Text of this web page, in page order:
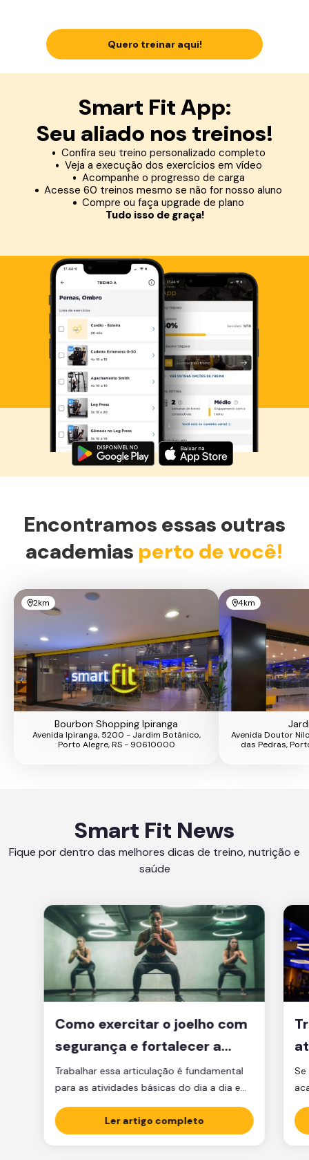
Quero treinar aqui!
Smart Fit App:
Seu aliado nos treinos!
Confira seu treino personalizado completo
Veja a execução dos exercícios em vídeo
Acompanhe o progresso de carga
Acesse 60 treinos mesmo se não for nosso aluno
Compre ou faça upgrade de plano
Tudo isso de graça!
Baixe agora o Smart Fit App
Encontramos essas outras
academias perto de você!
2km
Bourbon Shopping Ipiranga
Avenida Ipiranga, 5200 - Jardim Botânico,
Porto Alegre, RS - 90610000
4km
Avenida Doutor
das Pedras,
Smart Fit News
Fique por dentro das melhores dicas de treino, nutrição e
saúde
Como exercitar o joelho com
segurança e fortalecer a
articulação
Trabalhar essa articulação é fundamental
para as atividades básicas do dia a dia e
manter a qualidade de vida.
Ler artigo completo